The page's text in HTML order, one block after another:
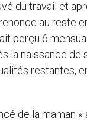
du travail et
au reste
perçu 6
la naissance de
restantes,
de la maman «